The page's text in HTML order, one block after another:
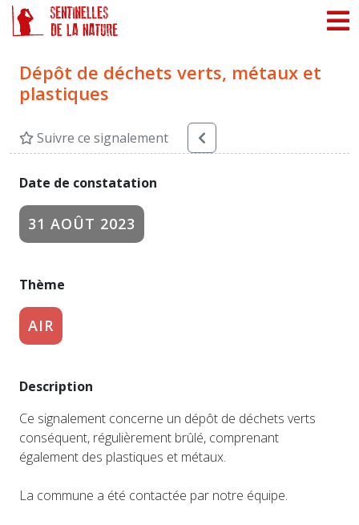
Dépôt de déchets verts, métaux et
plastiques
Suivre ce signalement
Date de constatation
31 AOÛT 2023
Thème
AIR
Description
Ce signalement concerne un dépôt de déchets verts
conséquent, régulièrement brûlé, comprenant
également des plastiques et métaux.
La commune a été contactée par notre équipe.
Panneau de gestion des cookies